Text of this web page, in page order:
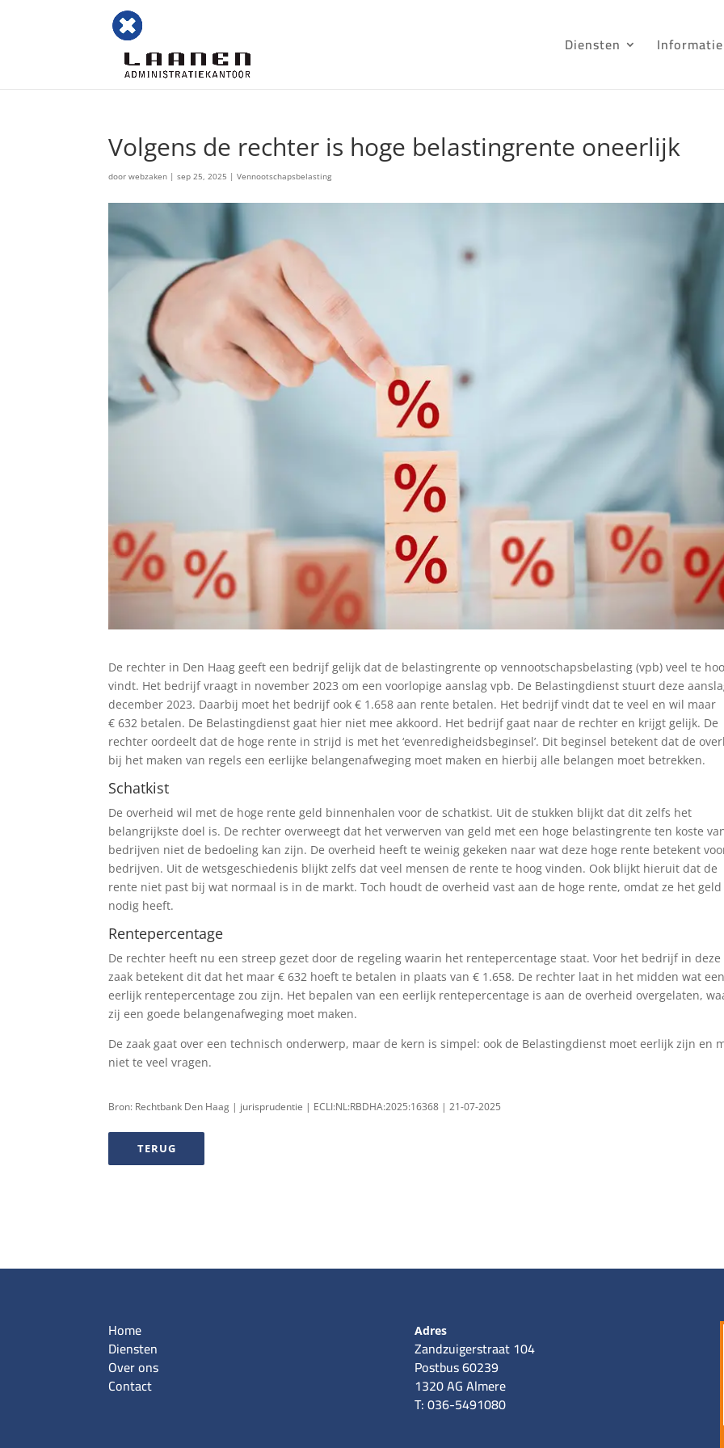
Diensten Informatie
Volgens de rechter is hoge belastingrente oneerlijk
doorwebzaken |sep 25, 2025 |Vennootschapsbelasting
De rechter in Den Haag geeft een bedrijf gelijk dat de belastingrente op vennootschapsbelasting (vpb) veel te
vindt. Het bedrijf vraagt in november 2023 om een voorlopige aanslag vpb. De Belastingdienst stuurt deze
december 2023. Daarbij moet het bedrijf ook € 1.658 aan rente betalen. Het bedrijf vindt dat te veel en wil maar
€ 632 betalen. De Belastingdienst gaat hier niet mee akkoord. Het bedrijf gaat naar de rechter en krijgt gelijk. De
rechter oordeelt dat de hoge rente in strijd is met het ‘evenredigheidsbeginsel’. Dit beginsel betekent dat de
bij het maken van regels een eerlijke belangenafweging moet maken en hierbij alle belangen moet betrekken.
Schatkist
De overheid wil met de hoge rente geld binnenhalen voor de schatkist. Uit de stukken blijkt dat dit zelfs het
belangrijkste doel is. De rechter overweegt dat het verwerven van geld met een hoge belastingrente ten koste
bedrijven niet de bedoeling kan zijn. De overheid heeft te weinig gekeken naar wat deze hoge rente betekent
bedrijven. Uit de wetsgeschiedenis blijkt zelfs dat veel mensen de rente te hoog vinden. Ook blijkt hieruit dat de
rente niet past bij wat normaal is in de markt. Toch houdt de overheid vast aan de hoge rente, omdat ze het geld
nodig heeft.
Rentepercentage
De rechter heeft nu een streep gezet door de regeling waarin het rentepercentage staat. Voor het bedrijf in deze
zaak betekent dit dat het maar € 632 hoeft te betalen in plaats van € 1.658. De rechter laat in het midden wat een
eerlijk rentepercentage zou zijn. Het bepalen van een eerlijk rentepercentage is aan de overheid overgelaten,
zij een goede belangenafweging moet maken.
De zaak gaat over een technisch onderwerp, maar de kern is simpel: ook de Belastingdienst moet eerlijk zijn en
niet te veel vragen.
Bron: Rechtbank Den Haag | jurisprudentie | ECLI:NL:RBDHA:2025:16368 | 21-07-2025
TERUG
Home
Diensten
Over ons
Contact
Adres
Zandzuigerstraat 104
Postbus 60239
1320 AG Almere
T: 036-5491080